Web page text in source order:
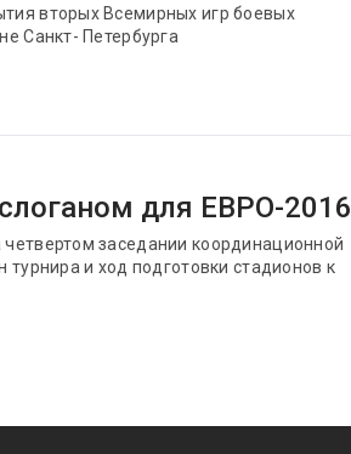
вторых Всемирных игр боевых
Санкт- Петербурга
для ЕВРО-2016
заседании координационной
и ход подготовки стадионов к